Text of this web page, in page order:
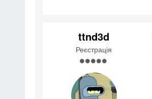
ttnd3d
Реєстрація